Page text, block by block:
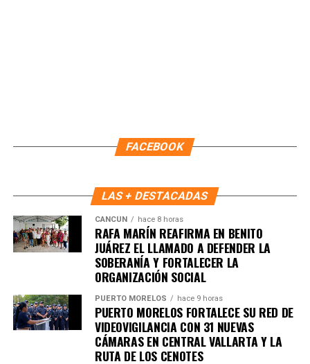
FACEBOOK
LAS + DESTACADAS
CANCÚN hace 8 horas
RAFA MARÍN REAFIRMA EN BENITO
JUÁREZ EL LLAMADO A DEFENDER LA
SOBERANÍA Y FORTALECER LA
ORGANIZACIÓN SOCIAL
PUERTO MORELOS hace 9 horas
PUERTO MORELOS FORTALECE SU RED DE
VIDEOVIGILANCIA CON 31 NUEVAS
CÁMARAS EN CENTRAL VALLARTA Y LA
RUTA DE LOS CENOTES